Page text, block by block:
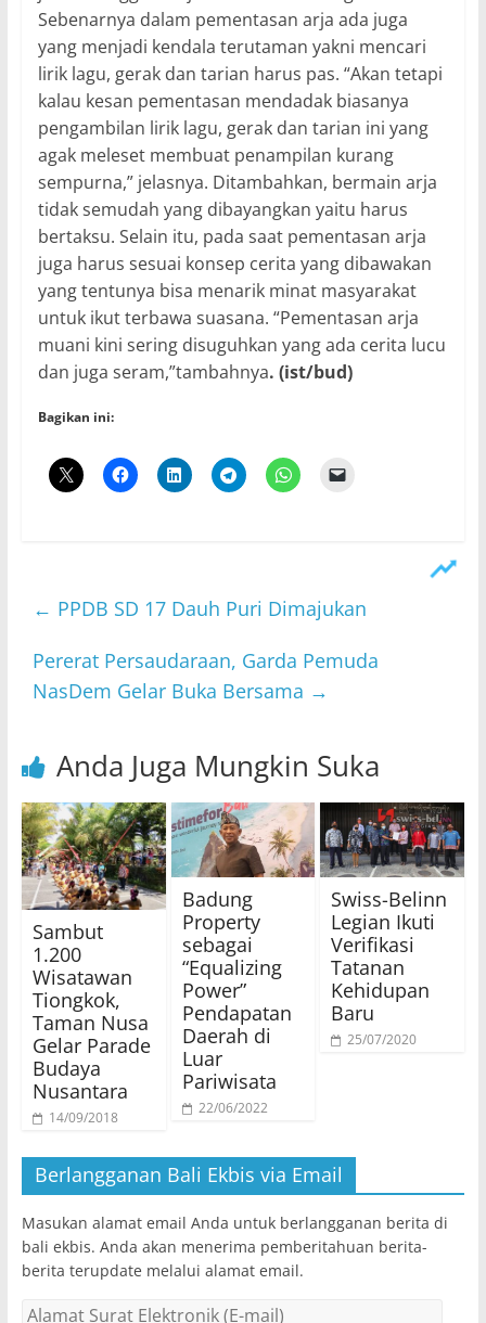
Sebenarnya dalam pementasan arja ada juga
yang menjadi kendala terutaman yakni mencari
lirik lagu, gerak dan tarian harus pas. “Akan tetapi
kalau kesan pementasan mendadak biasanya
pengambilan lirik lagu, gerak dan tarian ini yang
agak meleset membuat penampilan kurang
sempurna,” jelasnya. Ditambahkan, bermain arja
tidak semudah yang dibayangkan yaitu harus
bertaksu. Selain itu, pada saat pementasan arja
juga harus sesuai konsep cerita yang dibawakan
yang tentunya bisa menarik minat masyarakat
untuk ikut terbawa suasana. “Pementasan arja
muani kini sering disuguhkan yang ada cerita lucu
dan juga seram,”tambahnya. (ist/bud)
Bagikan ini:
← PPDB SD 17 Dauh Puri Dimajukan
Pererat Persaudaraan, Garda Pemuda
NasDem Gelar Buka Bersama →
Anda Juga Mungkin Suka
Sambut
1.200
Wisatawan
Tiongkok,
Taman Nusa
Gelar Parade
Budaya
Nusantara
14/09/2018
Badung
Property
sebagai
“Equalizing
Power”
Pendapatan
Daerah di
Luar
Pariwisata
22/06/2022
Swiss-Belinn
Legian Ikuti
Verifikasi
Tatanan
Kehidupan
Baru
25/07/2020
Berlangganan Bali Ekbis via Email
Masukan alamat email Anda untuk berlangganan berita di
bali ekbis. Anda akan menerima pemberitahuan berita-
berita terupdate melalui alamat email.
Alamat